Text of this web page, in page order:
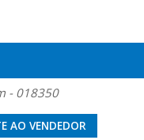
- 018350
AO VENDEDOR